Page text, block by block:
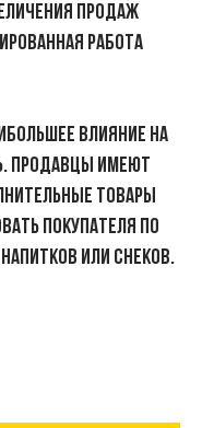
продаж
работа
влияние на
Продавцы имеют
товары
покупателя по
или снеков.